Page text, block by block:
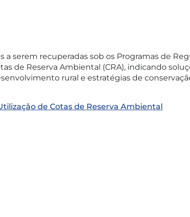
a serem recuperadas sob os Programas de
de Reserva Ambiental (CRA), indicando
rural e estratégias de
de Cotas de Reserva Ambiental